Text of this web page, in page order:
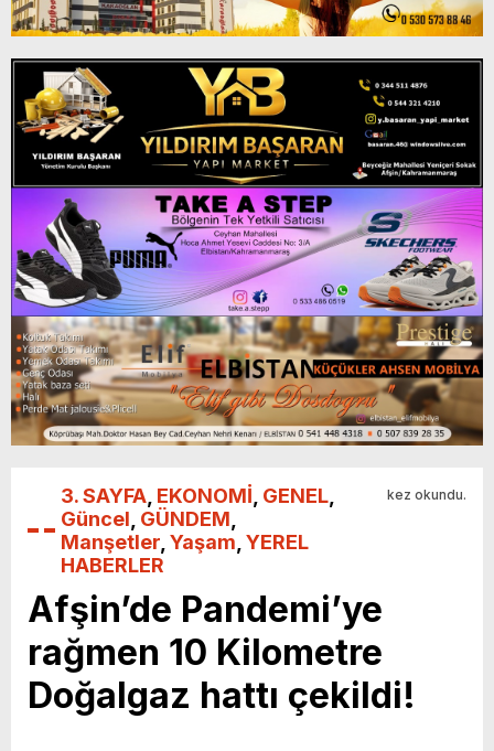
3. SAYFA EKONOMİ GENEL
Güncel GÜNDEM
Manşetler Yaşam YEREL
HABERLER
kez okundu.
Afşin’de Pandemi’ye
rağmen 10 Kilometre
Doğalgaz hattı çekildi!